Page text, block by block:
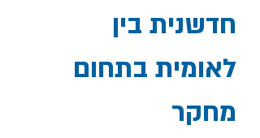
חדשנית בין
לאומית בתחום
מחקר